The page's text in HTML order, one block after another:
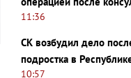
11:36
СК возбудил дело
подростка в
10:57